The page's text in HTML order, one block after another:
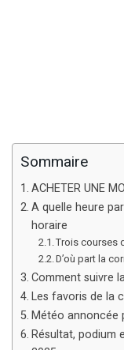
Sommaire
ACHETER UNE
A quelle heure
horaire
Trois courses
D’où part la
Comment suivre
Les favoris de la
Météo annoncée
Résultat, podium